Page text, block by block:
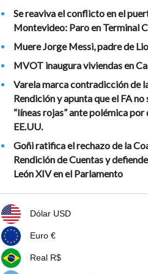
Se reaviva el conflicto en el
Montevideo: Paro en Terminal
Muere Jorge Messi, padre de
MVOT inaugura viviendas en
Varela marca contradicción de
Rendición y apunta que el FA
“líneas rojas” ante polémica
EE.UU.
Goñi ratifica el rechazo de la
Rendición de Cuentas y
León XIV en el Parlamento
Dólar USD
Euro €
Real R$